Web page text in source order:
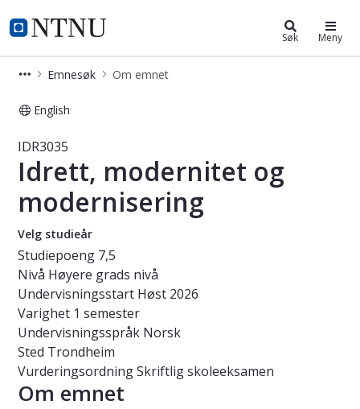
NTNU Hjemmeside
Studier Søk Meny
Emnesøk Om emnet
English
Emne - Idrett, modernitet og
IDR3035
Idrett, modernitet og
modernisering
Velg studieår
Studiepoeng 7,5
Nivå Høyere grads nivå
Undervisningsstart Høst 2026
Varighet 1 semester
Undervisningsspråk Norsk
Sted Trondheim
VurderingsordningSkriftlig skoleeksamen
Om emnet